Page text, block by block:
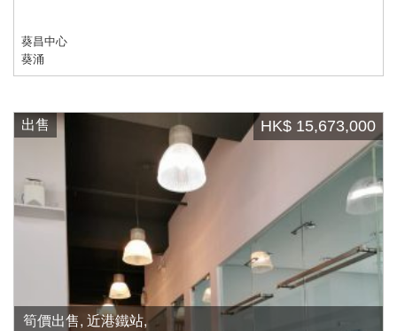
葵昌中心
葵涌
出售 HK$ 15,673,000
筍價出售, 近港鐵站,